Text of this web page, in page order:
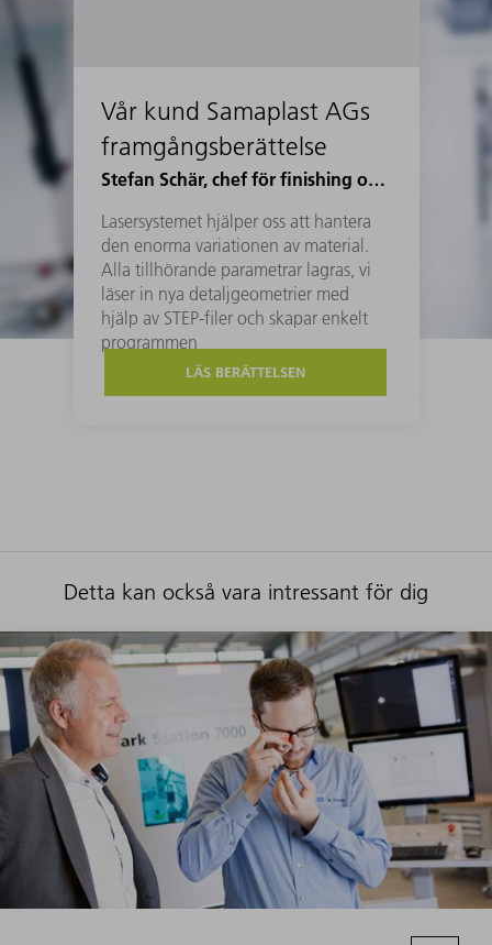
Vår kund Samaplast AGs
framgångsberättelse
Stefan Schär, chef för finishing och logistik Samaplast AG
Lasersystemet hjälper oss att hantera
den enorma variationen av material.
Alla tillhörande parametrar lagras, vi
läser in nya detaljgeometrier med
hjälp av STEP-filer och skapar enkelt
programmen
LÄS BERÄTTELSEN
Detta kan också vara intressant för dig